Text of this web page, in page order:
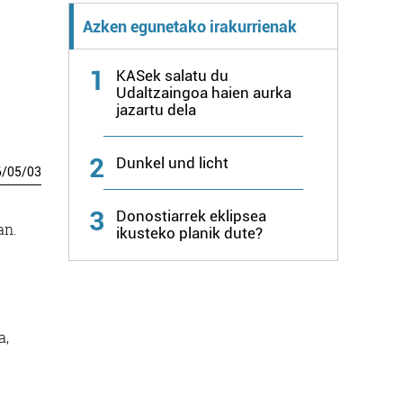
/05/03
Azken egunetako irakurrienak
1
KASek salatu du
Udaltzaingoa haien aurka
jazartu dela
2 Dunkel und licht
3
Donostiarrek eklipsea
ikusteko planik dute?